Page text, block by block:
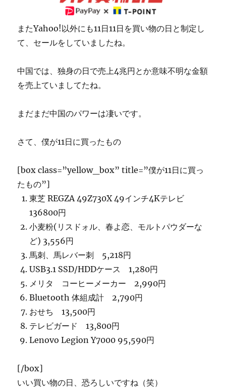
またYahoo!以外にも11日11日を買い物の日と制定し
て、セールをしていましたね。
中国では、独身の日で売上4兆円とか意味不明な金額
を売上ていましてたね。
まだまだ中国のパワーは凄いです。
さて、僕が11日に買ったもの
[box class=”yellow_box” title=”僕が11日に買っ
たもの”]
東芝 REGZA 49Z730X 49インチ4Kテレビ
136800円
小麦粉(リスドォル、春よ恋、モルトパウダーな
ど) 3,556円
馬刺、馬レバー刺 5,218円
USB3.1 SSD/HDDケース 1,280円
メリタ コーヒーメーカー 2,990円
Bluetooth 体組成計 2,790円
おせち 13,500円
テレビガード 13,800円
Lenovo Legion Y7000 95,590円
[/box]
いい買い物の日、恐ろしいですね（笑）